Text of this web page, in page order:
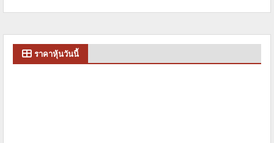
ราคาหุ้นวันนี้